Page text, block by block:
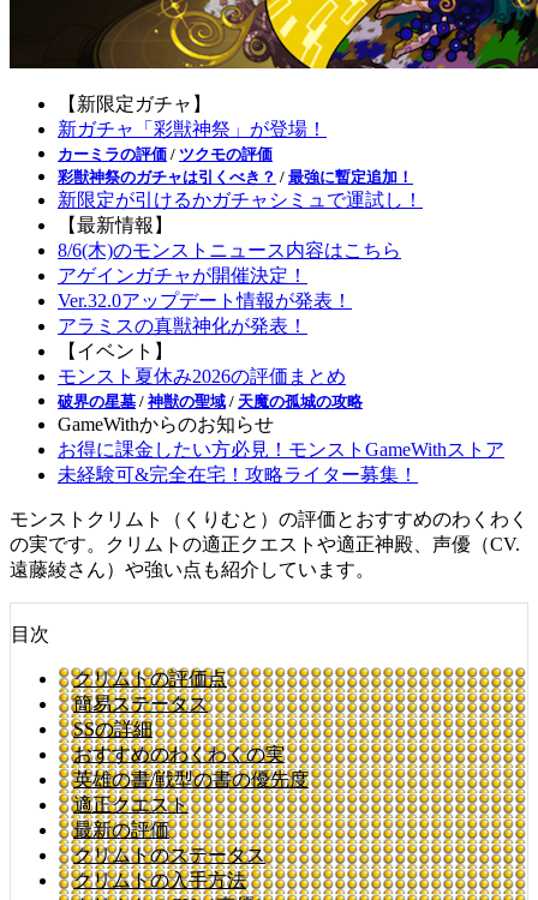
【新限定ガチャ】
新ガチャ「彩獣神祭」が登場！
カーミラの評価 / ツクモの評価
彩獣神祭のガチャは引くべき？ / 最強に暫定追加！
新限定が引けるかガチャシミュで運試し！
【最新情報】
8/6(木)のモンストニュース内容はこちら
アゲインガチャが開催決定！
Ver.32.0アップデート情報が発表！
アラミスの真獣神化が発表！
【イベント】
モンスト夏休み2026の評価まとめ
破界の星墓 / 神獣の聖域 / 天魔の孤城の攻略
GameWithからのお知らせ
お得に課金したい方必見！モンストGameWithストア
未経験可&完全在宅！攻略ライター募集！
モンストクリムト（くりむと）の評価とおすすめのわくわく
の実です。クリムトの適正クエストや適正神殿、声優（CV.
遠藤綾さん）や強い点も紹介しています。
目次
クリムトの評価点
簡易ステータス
SSの詳細
おすすめのわくわくの実
英雄の書/戦型の書の優先度
適正クエスト
最新の評価
クリムトのステータス
クリムトの入手方法